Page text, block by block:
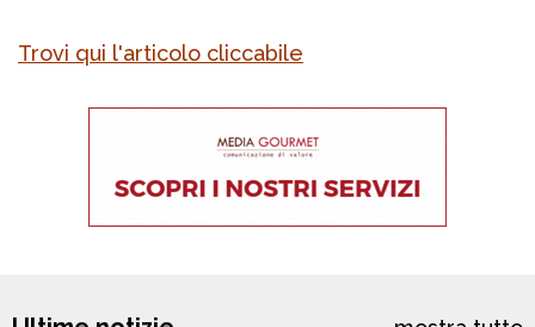
Trovi qui l'articolo cliccabile